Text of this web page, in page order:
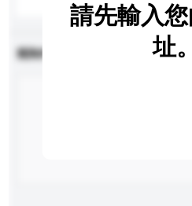
查詢內容
請先輸入
址。